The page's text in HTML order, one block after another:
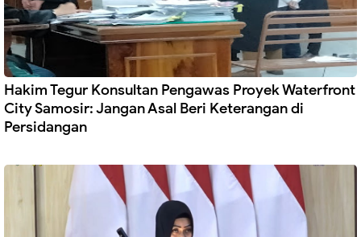
Hakim Tegur Konsultan Pengawas Proyek Waterfront
City Samosir: Jangan Asal Beri Keterangan di
Persidangan